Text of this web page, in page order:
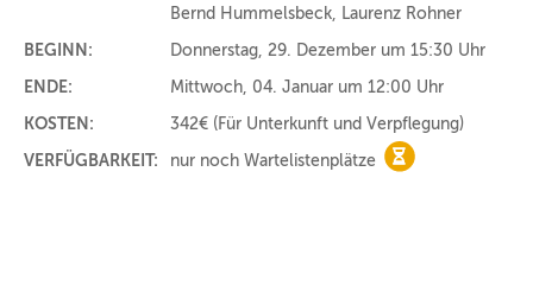
Bernd Hummelsbeck, Laurenz Rohner
BEGINN:
Donnerstag, 29. Dezember um 15:30 Uhr
ENDE:
Mittwoch, 04. Januar um 12:00 Uhr
KOSTEN:
342€ (Für Unterkunft und Verpflegung)
VERFÜGBARKEIT:
nur noch Wartelistenplätze nur noch